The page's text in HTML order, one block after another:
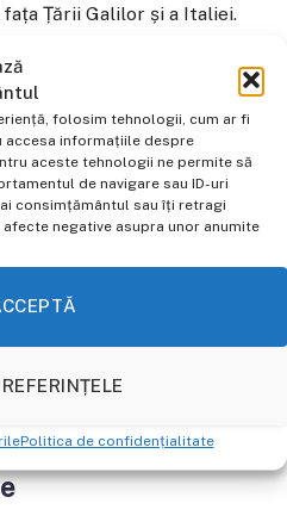
folosim tehnologii, cum ar fi
accesa informațiile despre
aceste tehnologii ne permite să
de navigare sau ID-uri
consimțământul sau îți retragi
negative asupra unor anumite
Politica de confidențialitate
Țării Galilor și a Italiei.
11 metri (1-1 după prelungiri,
Pentru Bosnia
la Cupa Mondială din
s-a jucat niciun meci direct
cu Elveția (18 iunie,
ora 22:00). Pentru
cu Qatar (19 iunie, ora 01:00)